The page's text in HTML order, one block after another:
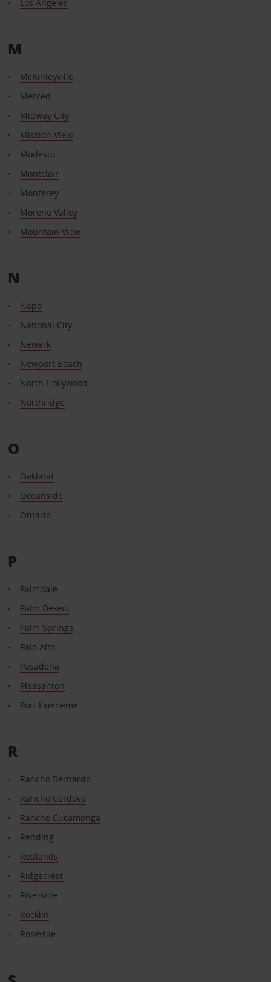
Los Angeles
M
McKinleyville
Merced
Midway City
Mission Viejo
Modesto
Montclair
Monterey
Moreno Valley
Mountain View
N
Napa
National City
Newark
Newport Beach
North Hollywood
Northridge
O
Oakland
Oceanside
Ontario
P
Palmdale
Palm Desert
Palm Springs
Palo Alto
Pasadena
Pleasanton
Port Hueneme
R
Rancho Bernardo
Rancho Cordova
Rancho Cucamonga
Redding
Redlands
Ridgecrest
Riverside
Rocklin
Roseville